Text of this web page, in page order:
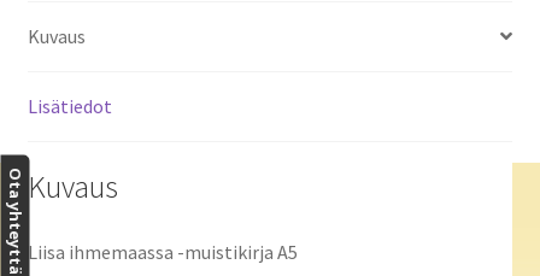
Kuvaus
Lisätiedot
Kuvaus
Liisa ihmemaassa -muistikirja A5
Ota yhteyttä